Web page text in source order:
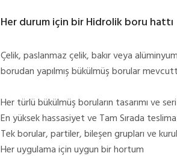
Her durum için bir Hidrolik boru hattı
Çelik, paslanmaz çelik, bakır veya
borudan yapılmış bükülmüş borular
Her türlü bükülmüş boruların tasarımı ve
En yüksek hassasiyet ve Tam Sırada
Tek borular, partiler, bileşen grupları ve
Her uygulama için uygun bir hortum